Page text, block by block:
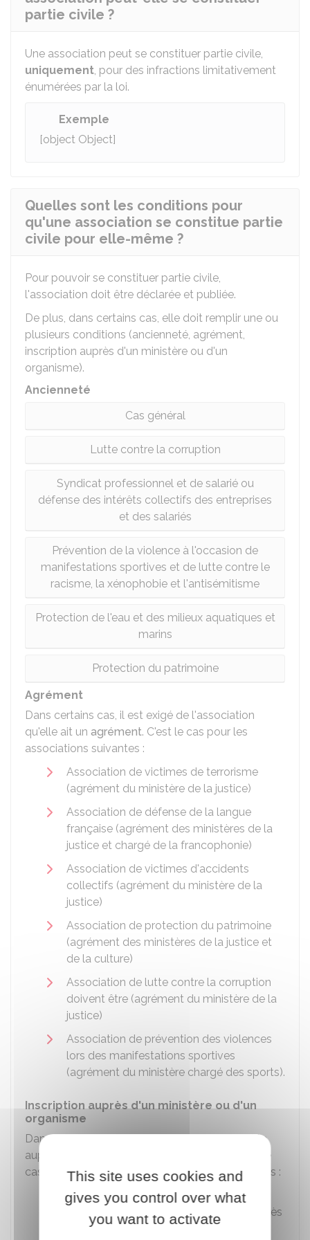
partie civile ?
Une association peut se constituer partie civile,
uniquement, pour des infractions limitativement
énumérées par la loi.
Exemple
[object Object]
Quelles sont les conditions pour
qu'une association se constitue partie
civile pour elle-même ?
Pour pouvoir se constituer partie civile,
l'association doit être déclarée et publiée.
De plus, dans certains cas, elle doit remplir une ou
plusieurs conditions (ancienneté, agrément,
inscription auprès d'un ministère ou d'un
organisme).
Ancienneté
Cas général
Lutte contre la corruption
Syndicat professionnel et de salarié ou
défense des intérêts collectifs des entreprises
et des salariés
Prévention de la violence à l'occasion de
manifestations sportives et de lutte contre le
racisme, la xénophobie et l'antisémitisme
Protection de l'eau et des milieux aquatiques et
marins
Protection du patrimoine
Agrément
Dans certains cas, il est exigé de l'association
qu'elle ait un agrément. C'est le cas pour les
associations suivantes :
Association de victimes de terrorisme
(agrément du ministère de la justice)
Association de défense de la langue
française (agrément des ministères de la
justice et chargé de la francophonie)
Association de victimes d'accidents
collectifs (agrément du ministère de la
justice)
Association de protection du patrimoine
(agrément des ministères de la justice et
de la culture)
Association de lutte contre la corruption
doivent être (agrément du ministère de la
justice)
Association de prévention des violences
lors des manifestations sportives
(agrément du ministère chargé des sports).
Inscription auprès d'un ministère ou d'un
organisme
Dans certains cas, l'association doit être inscrite
auprès d'un ministère ou d'un organisme. C'est le
cas pour les associations ou organismes suivants :
Association d'anciens combattants et
victimes de guerre doit être inscrite auprès
de l'Office national des anciens
This site uses cookies and
gives you control over what
you want to activate